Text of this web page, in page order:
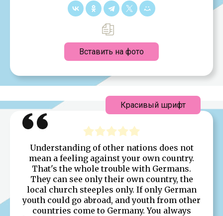
Вставить на фото
Understanding of other nations does not
mean a feeling against your own country.
That's the whole trouble with Germans.
They can see only their own country, the
local church steeples only. If only German
youth could go abroad, and youth from other
countries come to Germany. You always
Красивый шрифт